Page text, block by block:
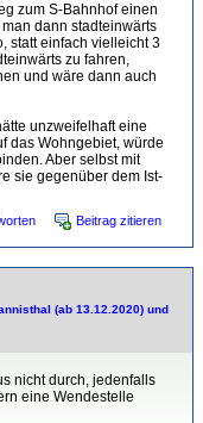
zum S-Bahnhof einen
dann stadteinwärts
statt einfach vielleicht 3
zu fahren,
und wäre dann auch
unzweifelhaft eine
das Wohngebiet, würde
Aber selbst mit
sie gegenüber dem Ist-
Beitrag zitieren
(ab 13.12.2020) und
nicht durch, jedenfalls
eine Wendestelle